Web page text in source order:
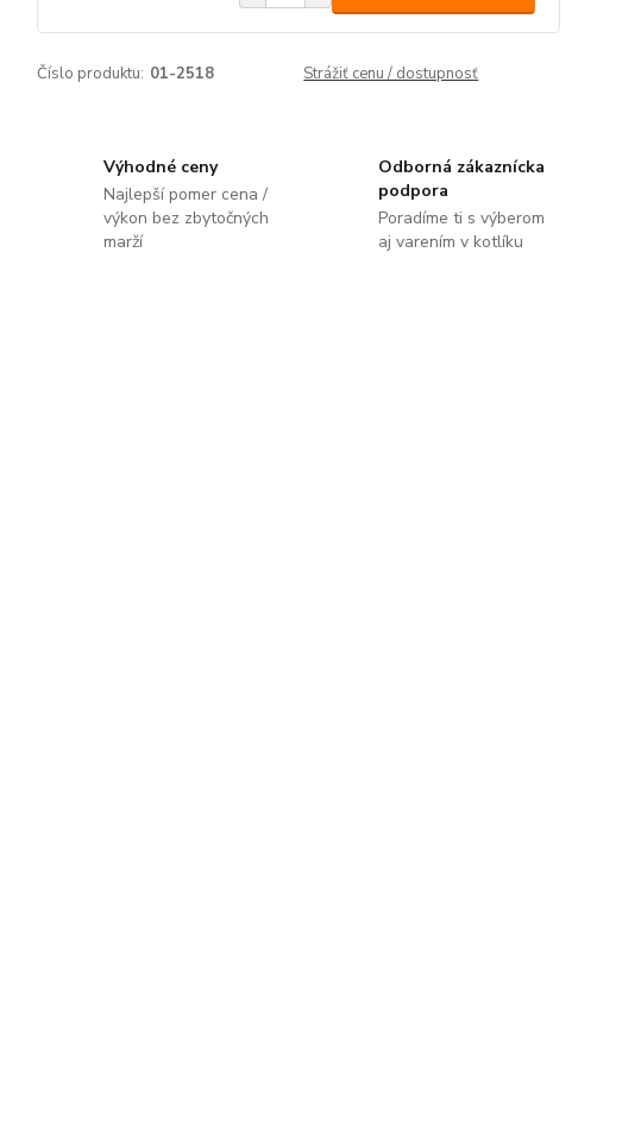
Číslo produktu: 01-2518 Strážiť cenu / dostupnosť
Výhodné ceny
Najlepší pomer cena /
výkon bez zbytočných
marží
Odborná zákaznícka
podpora
Poradíme ti s výberom
aj varením v kotlíku